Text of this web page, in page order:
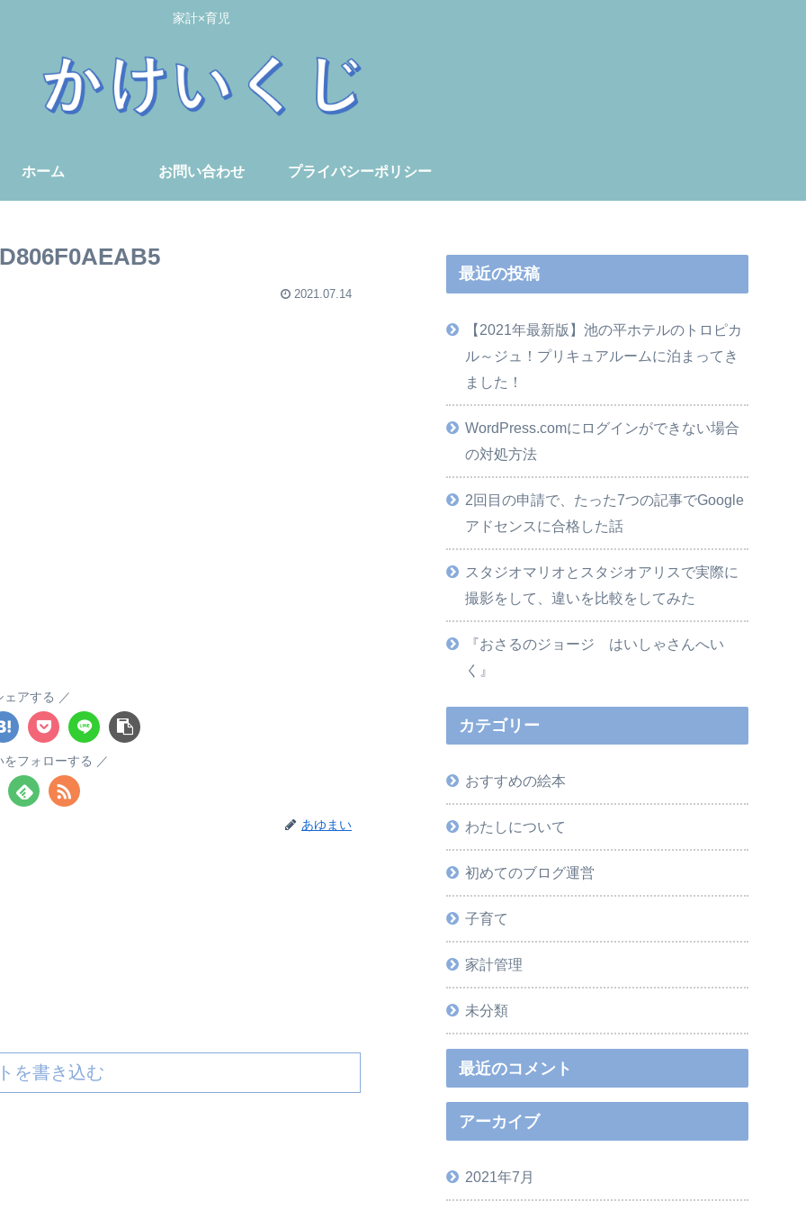
家計×育児
ホーム お問い合わせ プライバシーポリシー
2021.07.14
ェアする
をフォローする
あゆまい
を書き込む
最近の投稿
【2021年最新版】池の平ホテルのトロピカ
ル～ジュ！プリキュアルームに泊まってき
ました！
WordPress.comにログインができない場合
の対処方法
2回目の申請で、たった7つの記事でGoogle
アドセンスに合格した話
スタジオマリオとスタジオアリスで実際に
撮影をして、違いを比較をしてみた
『おさるのジョージ はいしゃさんへい
く』
カテゴリー
おすすめの絵本
わたしについて
初めてのブログ運営
子育て
家計管理
未分類
最近のコメント
アーカイブ
2021年7月